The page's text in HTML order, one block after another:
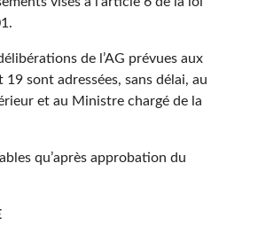
de l’AG prévues aux
sont adressées, sans délai, au
et au Ministre chargé de la
qu’après approbation du